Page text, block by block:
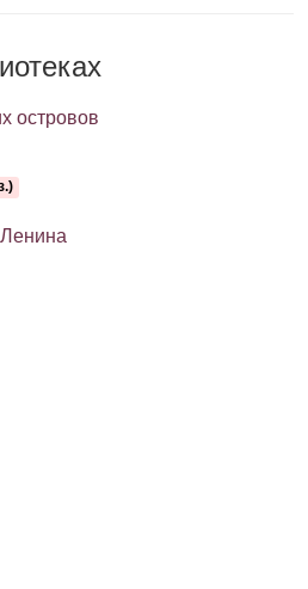
островов